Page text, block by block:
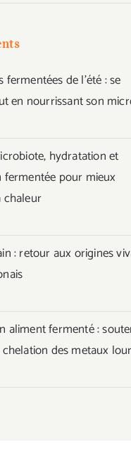
fermentées de l’été : se
en nourrissant son
hydratation et
fermentée pour mieux
: retour aux origines
aliment fermenté :
des metaux